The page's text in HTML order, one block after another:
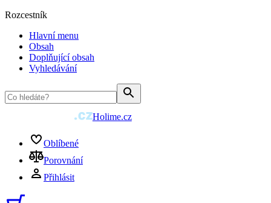
Rozcestník
Hlavní menu
Obsah
Doplňující obsah
Vyhledávání
Holime.cz
Oblíbené
Porovnání
Přihlásit